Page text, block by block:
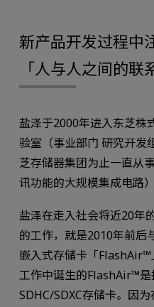
新产品开发过程中
「人与人之间的联
盐泽于2000年进入东芝株
验室（事业部门 研究开发
芝存储器集团为止一直从
讯功能的大规模集成电路）
盐泽在走入社会将近20年
的工作，就是2010年前后
嵌入式存储卡「
工作中诞生的FlashAir™
SDHC/SDXC存储卡。因